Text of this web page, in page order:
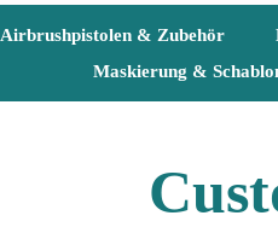
Airbrushpistolen & Zubehör
Maskierung &